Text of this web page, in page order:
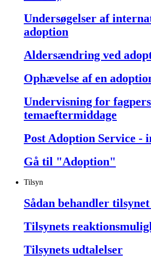
Undersøgelser af
adoption
Aldersændring ved
Ophævelse af en
Undervisning for
temaeftermiddage
Post Adoption Service -
Gå til "Adoption"
Tilsyn
Sådan behandler tilsynet
Tilsynets
Tilsynets udtalelser